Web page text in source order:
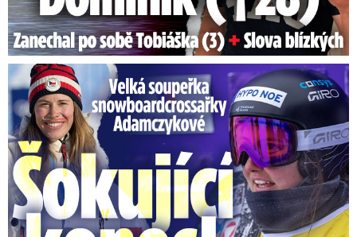
Velká soupeřka Adamczykové: Šokující konec!